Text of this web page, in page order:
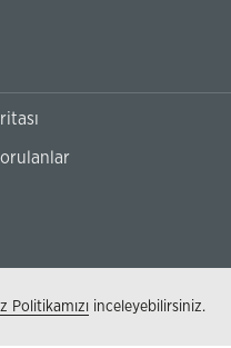
(BuBilgi Toplumu
Politikamızı inceleyebilirsiniz.